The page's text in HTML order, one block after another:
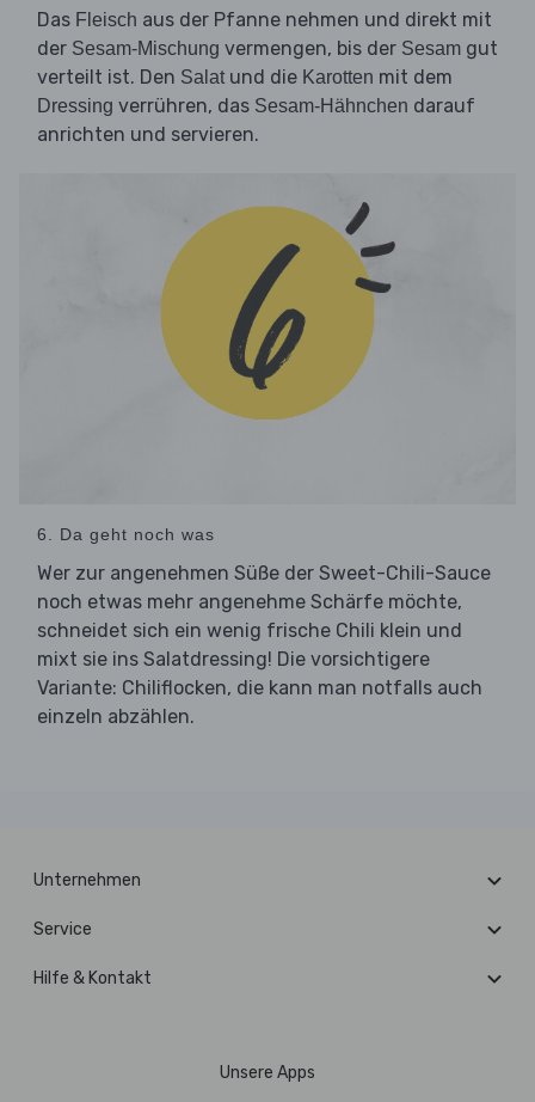
Das Fleisch aus der Pfanne nehmen und direkt mit
der Sesam-Mischung vermengen, bis der Sesam gut
verteilt ist. Den Salatund die Karotten mit dem
Dressing verrühren, das Sesam-Hähnchen darauf
anrichten und servieren.
6. Da geht noch was
Wer zur angenehmen Süße der Sweet-Chili-Sauce
noch etwas mehr angenehme Schärfe möchte,
schneidet sich ein wenig frische Chili klein und
mixt sie ins Salatdressing! Die vorsichtigere
Variante: Chiliflocken, die kann man notfalls auch
einzeln abzählen.
Unternehmen
Service
Hilfe & Kontakt
Unsere Apps